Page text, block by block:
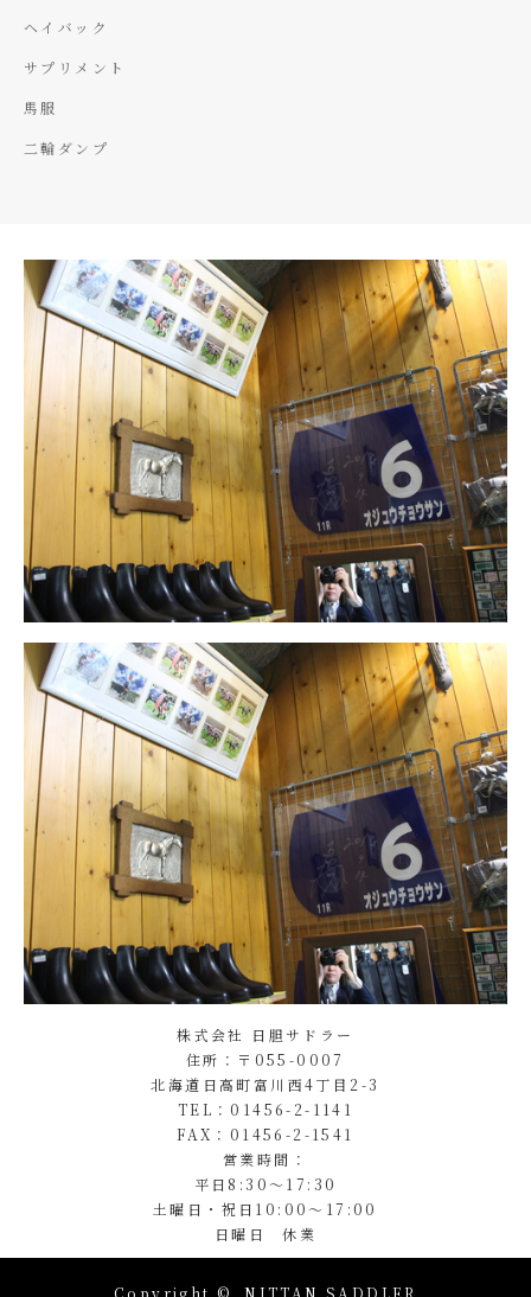
ヘイバック
サプリメント
馬服
二輪ダンプ
株式会社 日胆サドラー
住所：〒055-0007
北海道日高町富川西4丁目2-3
TEL：01456-2-1141
FAX：01456-2-1541
営業時間：
平日8:30～17:30
土曜日・祝日10:00～17:00
日曜日 休業